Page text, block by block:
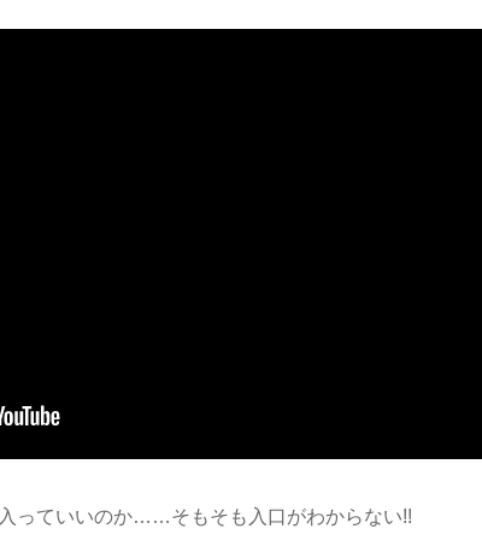
っていいのか……そもそも入口がわからない!!